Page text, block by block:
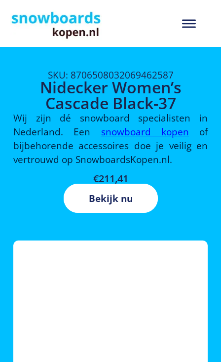
SKU: 8706508032069462587
Nidecker Women’s
Cascade Black-37
Wij zijn dé snowboard specialisten in
Nederland. Een snowboard kopen of
bijbehorende accessoires doe je veilig en
vertrouwd op SnowboardsKopen.nl.
€211,41
Bekijk nu